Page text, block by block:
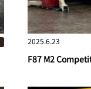
2025.6.23
F87 M2